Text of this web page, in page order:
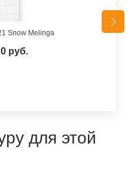
Snow Melinga
руб.
для этой